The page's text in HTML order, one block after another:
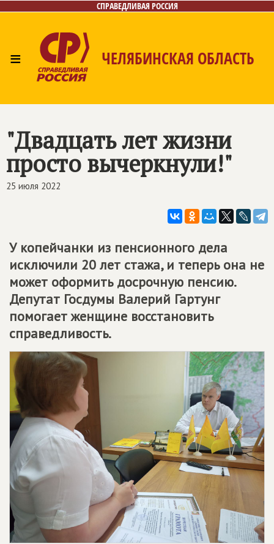
СПРАВЕДЛИВАЯ РОССИЯ
≡ ЧЕЛЯБИНСКАЯ ОБЛАСТЬ
"Двадцать лет жизни
просто вычеркнули!"
25 июля 2022
У копейчанки из пенсионного дела
исключили 20 лет стажа, и теперь она не
может оформить досрочную пенсию.
Депутат Госдумы Валерий Гартунг
помогает женщине восстановить
справедливость.